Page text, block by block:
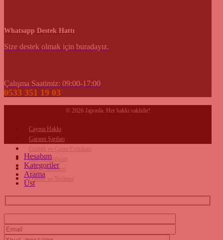
Whatsapp Destek Hattı
Size destek olmak için buradayız.
Çalışma Saatimiz: 09:00-17:00
0533 351 19 03
© 2026 Japonla. Her hakkı saklıdır!
Cayma Hakkı
Garanti Şartları
Gizlilik ve Çerez Politikası
İade ve Değişim
Kargo İşlemleri
Ödeme ve Teslimat
Hesabım
Kategoriler
Arama
Üst